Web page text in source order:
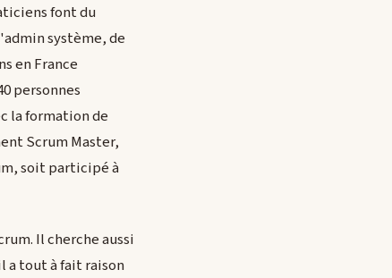
font du
système, de
en France
personnes
la formation de
Scrum Master,
soit participé à
Il cherche aussi
a tout à fait raison